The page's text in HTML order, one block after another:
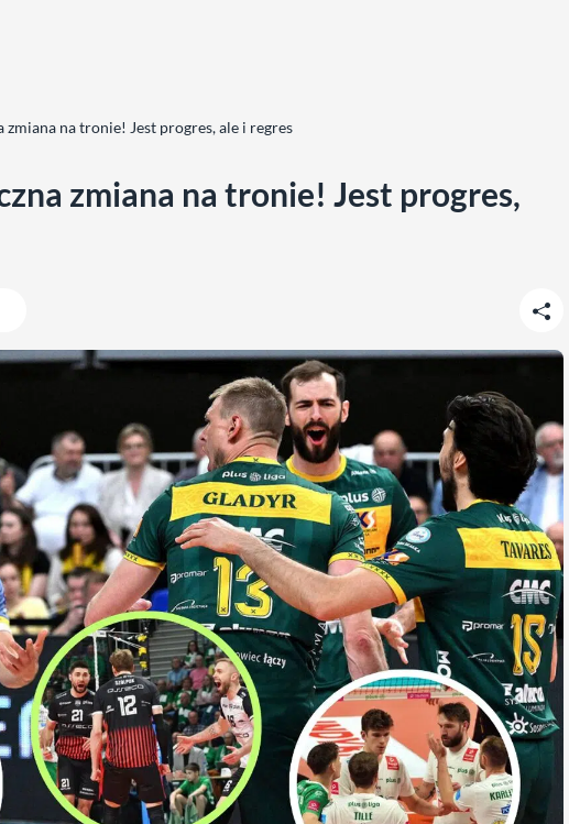
zmiana na tronie! Jest progres, ale i regres
zmiana na tronie! Jest progres,